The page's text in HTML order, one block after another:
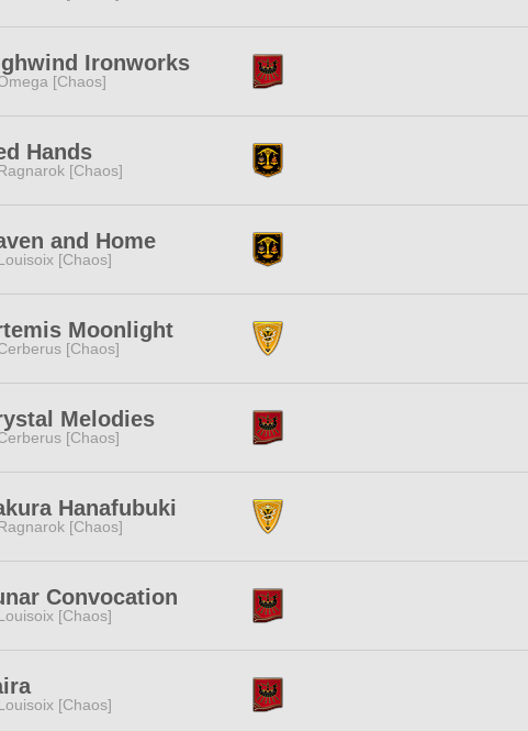
Ironworks
[Chaos]
Hands
[Chaos]
and Home
[Chaos]
Moonlight
[Chaos]
Melodies
[Chaos]
Hanafubuki
[Chaos]
Convocation
[Chaos]
[Chaos]